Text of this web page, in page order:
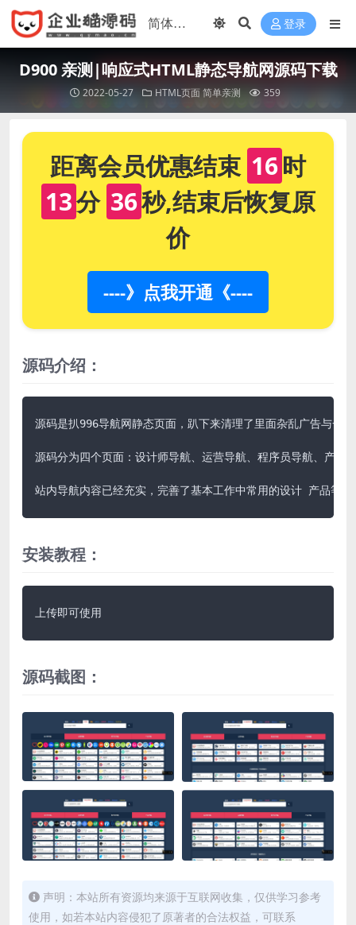
登录
D900 亲测|响应式HTML静态导航网源码下载
2022-05-27 HTML页面 简单亲测 359
距离会员优惠结束 16时
13分 36秒,结束后恢复原
价
----》点我开通《----
源码介绍：
源码是扒996导航网静态页面，趴下来清理了里面杂乱广告与一
源码分为四个页面：设计师导航、运营导航、程序员导航、产品
站内导航内容已经充实，完善了基本工作中常用的设计 产品等
安装教程：
上传即可使用
源码截图：
声明：本站所有资源均来源于互联网收集，仅供学习参考
使用，如若本站内容侵犯了原著者的合法权益，可联系